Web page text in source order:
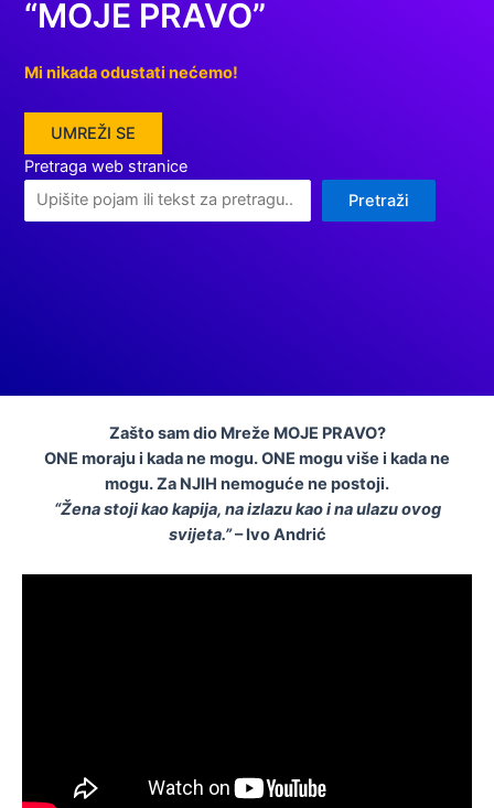
“MOJE PRAVO”
Mi nikada odustati nećemo!
UMREŽI SE
Pretraga web stranice
Pretraži
Zašto sam dio Mreže MOJE PRAVO?
ONE moraju i kada ne mogu. ONE mogu više i kada ne
mogu. Za NJIH nemoguće ne postoji.
“Žena stoji kao kapija, na izlazu kao i na ulazu ovog
svijeta.”– Ivo Andrić